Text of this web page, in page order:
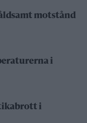
motstånd
i
i